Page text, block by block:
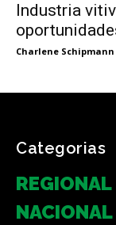
Industria
Charlene Schipmann
Categorias
REGIONAL
NACIONAL